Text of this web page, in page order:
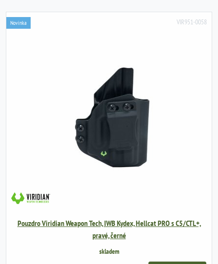
VIR951-0058
Novinka
Pouzdro Viridian Weapon Tech, IWB Kydex, Hellcat PRO s C5/CTL+,
pravé, černé
skladem